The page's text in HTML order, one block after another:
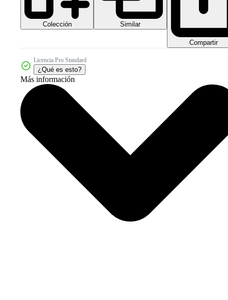
Colección Similar
Compartir
Licencia Pro Standard
¿Qué es esto?
Más información